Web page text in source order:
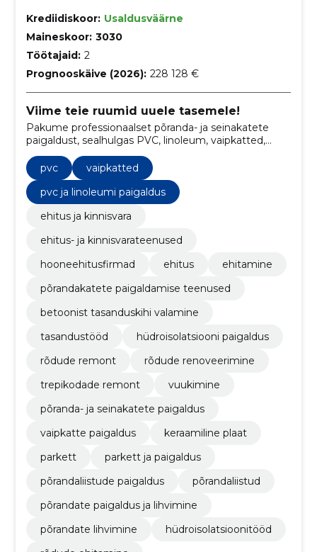
Krediidiskoor: Usaldusväärne
Maineskoor: 3030
Töötajaid: 2
Prognooskäive (2026): 228 128 €
Viime teie ruumid uuele tasemele!
Pakume professionaalset põranda- ja seinakatete
paigaldust, sealhulgas PVC, linoleum, vaipkatted,
keraamilised plaadid ja parkett. Lisaks viime läbi
ettevalmistustööd, nagu põrandate tasandamine,
lihvimine ja märgade alade hüdroisolatsioon.
pvc
vaipkatted
pvc ja linoleumi paigaldus
ehitus ja kinnisvara
ehitus- ja kinnisvarateenused
hooneehitusfirmad
ehitus
ehitamine
põrandakatete paigaldamise teenused
betoonist tasanduskihi valamine
tasandustööd
hüdroisolatsiooni paigaldus
rõdude remont
rõdude renoveerimine
trepikodade remont
vuukimine
põranda- ja seinakatete paigaldus
vaipkatte paigaldus
keraamiline plaat
parkett
parkett ja paigaldus
põrandaliistude paigaldus
põrandaliistud
põrandate paigaldus ja lihvimine
põrandate lihvimine
hüdroisolatsioonitööd